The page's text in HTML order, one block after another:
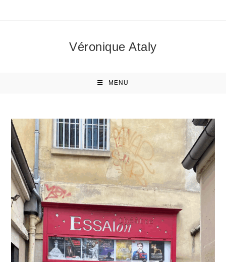
Véronique Ataly
MENU